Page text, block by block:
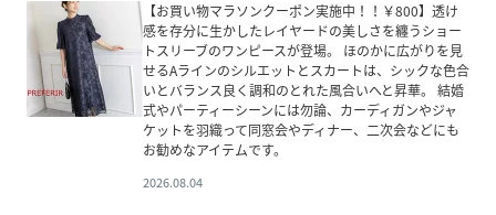
【お買い物マラソンクーポン実施中！！￥800】透け
感を存分に生かしたレイヤードの美しさを纏うショー
トスリーブのワンピースが登場。 ほのかに広がりを見
せるAラインのシルエットとスカートは、シックな色合
いとバランス良く調和のとれた風合いへと昇華。 結婚
式やパーティーシーンには勿論、カーディガンやジャ
ケットを羽織って同窓会やディナー、二次会などにも
お勧めなアイテムです。
2026.08.04